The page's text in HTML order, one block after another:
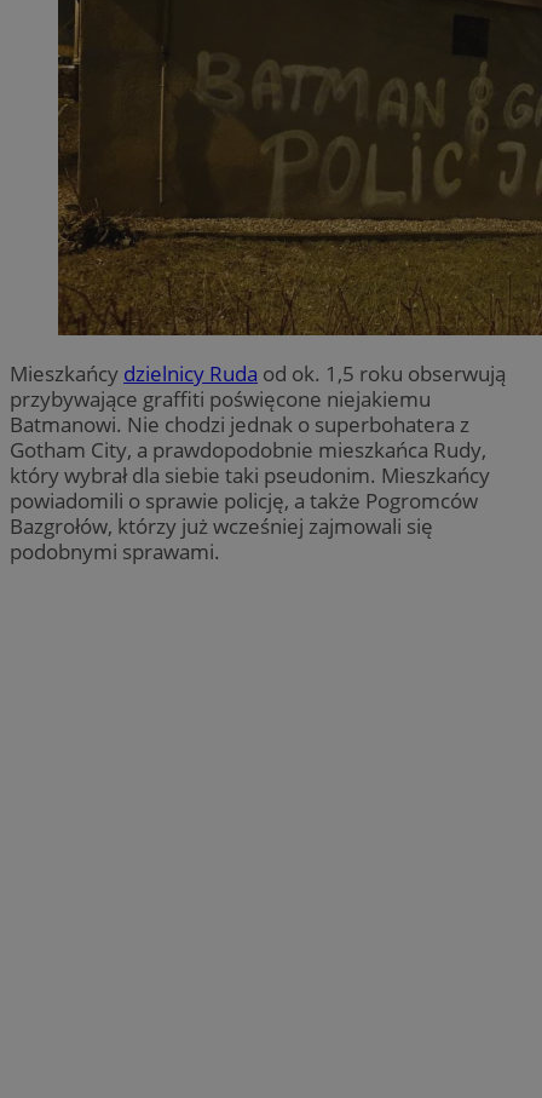
Mieszkańcy dzielnicy Ruda od ok. 1,5 roku obserwują
przybywające graffiti poświęcone niejakiemu
Batmanowi. Nie chodzi jednak o superbohatera z
Gotham City, a prawdopodobnie mieszkańca Rudy,
który wybrał dla siebie taki pseudonim. Mieszkańcy
powiadomili o sprawie policję, a także Pogromców
Bazgrołów, którzy już wcześniej zajmowali się
podobnymi sprawami.